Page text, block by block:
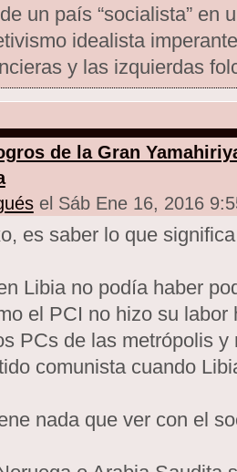
un país “socialista” en
idealista
y las izquierdas
de la Gran
el Sáb Ene 16, 2016
es saber lo que
Libia no podía haber
el PCI no hizo su labor
PCs de las metrópolis
comunista cuando
nada que ver con el